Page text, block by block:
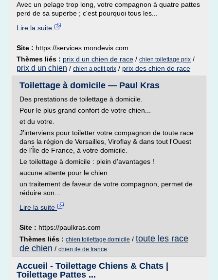
Avec un pelage trop long, votre compagnon à quatre pattes
perd de sa superbe ; c'est pourquoi tous les...
Lire la suite
Site : https://services.mondevis.com
Thèmes liés : prix d un chien de race / chien toilettage prix /
prix d un chien / chien a petit prix / prix des chien de race
Toilettage à domicile — Paul Kras
Des prestations de toilettage à domicile.
Pour le plus grand confort de votre chien...
et du votre.
J'interviens pour toiletter votre compagnon de toute race
dans la région de Versailles, Viroflay & dans tout l'Ouest
de l'Île de France, à votre domicile.
Le toilettage à domicile : plein d'avantages !
aucune attente pour le chien
un traitement de faveur de votre compagnon, permet de
réduire son...
Lire la suite
Site : https://paulkras.com
Thèmes liés : chien toilettage domicile / toute les race
de chien / chien ile de france
Accueil - Toilettage Chiens & Chats |
Toilettage Pattes ...